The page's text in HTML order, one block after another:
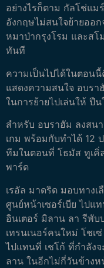
อย่างไรก็ตาม กัลโช่แม
อังกฤษไม่สนใจย้ายออ
หมาป่ากรุงโรม และส
ทันที
ความเป็นไปได้ในตอน
แสดงความสนใจ อบรา
ในการย้ายไปเล่นให้
สำหรับ อบราฮัม ลงสน
เกม พร้อมกับทำได้ 12
ทีมในตอนที่ โธมัส ทูเคิ่
พาร์ด
เรอัล มาดริด มอบทาง
ศูนย์หน้าเซอร์เบีย ไปแ
อินเตอร์ มิลาน ลา รีพับ
เทรนเนอร์คนใหม่ โช
ไปแทนที่ เชโก้ ที่กำลังจ
ลาน ในอีกไม่กี่วันข้างห